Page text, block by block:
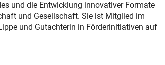
und die Entwicklung innovativer Formate
und Gesellschaft. Sie ist Mitglied im
und Gutachterin in Förderinitiativen auf